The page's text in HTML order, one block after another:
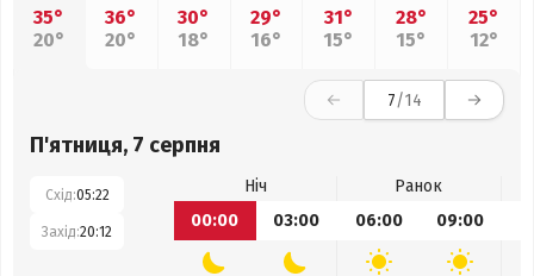
35°
20°
36°
20°
30°
18°
29°
16°
31°
15°
28°
15°
25°
12°
7/14
П'ятниця, 7 серпня
Схід:05:22
Захід:20:12
Ніч
Ранок
00:00
03:00 06:00 09:00